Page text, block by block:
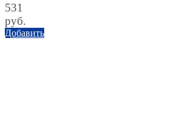
531
руб.
Добавить